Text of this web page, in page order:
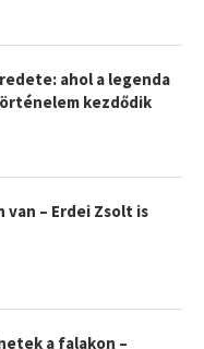
ahol a legenda
kezdődik
van – Erdei Zsolt is
a falakon –